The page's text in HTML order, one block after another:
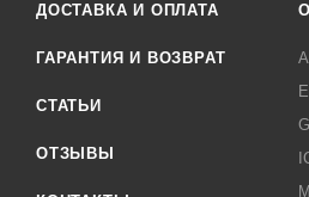
ДОСТАВКА И ОПЛАТА
ГАРАНТИЯ И ВОЗВРАТ
СТАТЬИ
ОТЗЫВЫ